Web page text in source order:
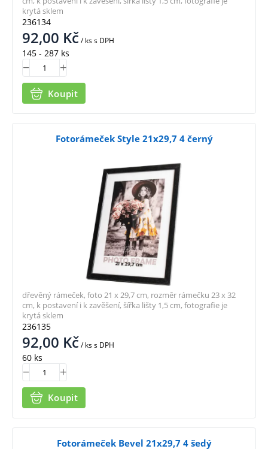
236134
92,00 Kč/ kss DPH
145 - 287 ks
Koupit
krytá sklem
Fotorámeček Style 21x29,7 4 černý
236135
92,00 Kč/ kss DPH
60 ks
Koupit
dřevěný rámeček, foto 21 x 29,7 cm, rozměr rámečku 23 x 32
cm, k postavení i k zavěšení, šířka lišty 1,5 cm, fotografie je
krytá sklem
Fotorámeček Bevel 21x29,7 4 šedý